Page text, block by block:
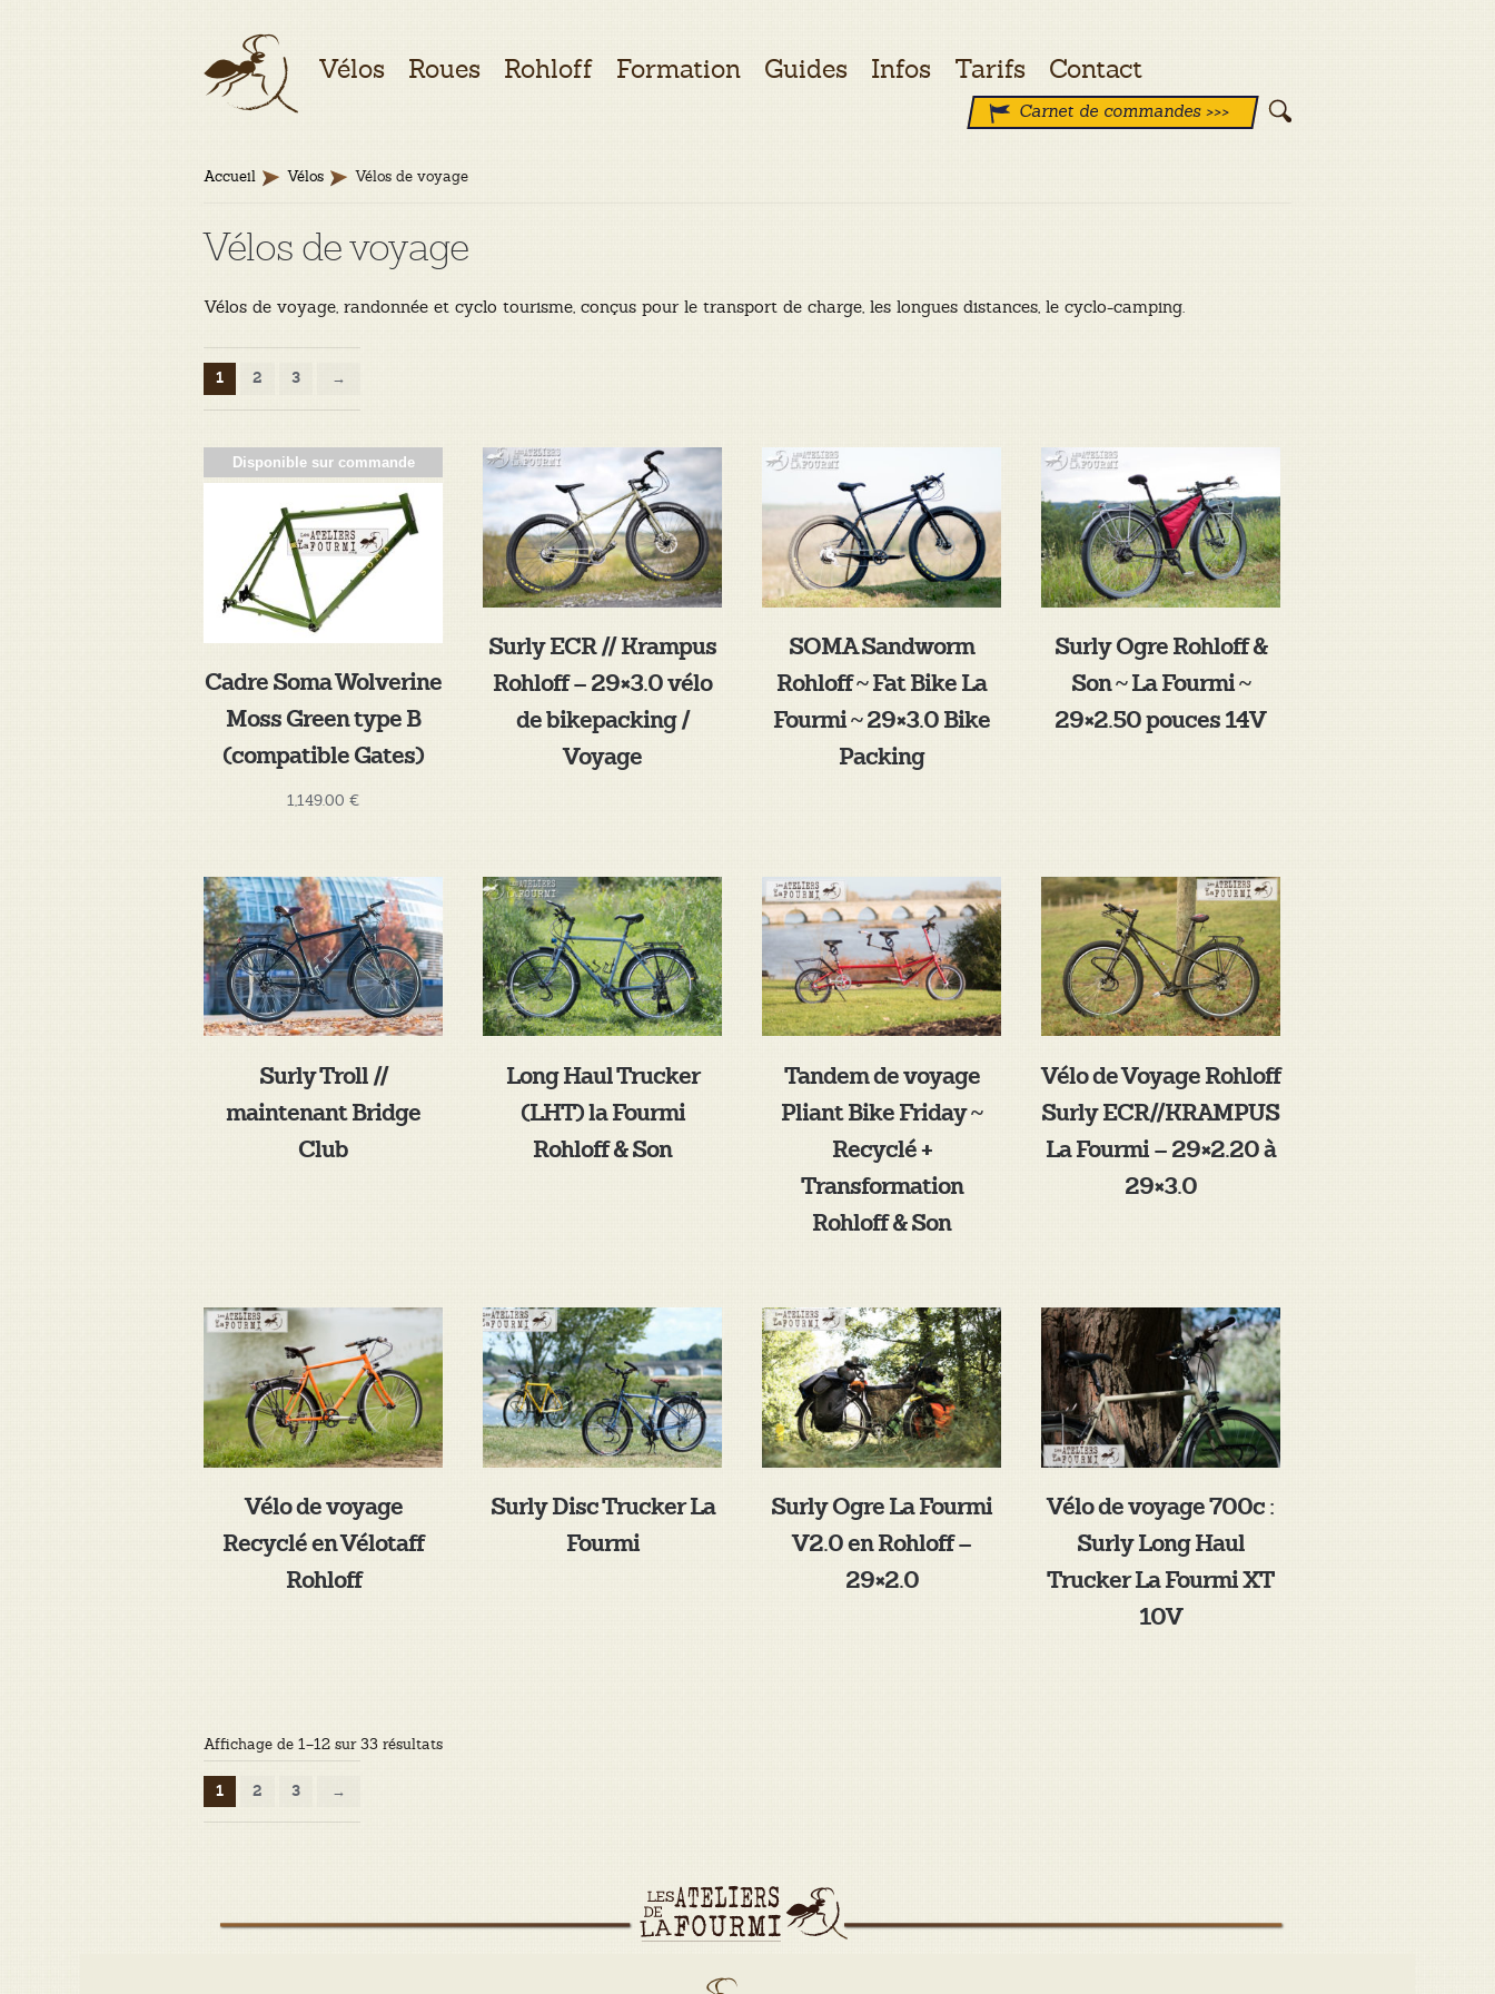
Aller
Aller
au
Vélos Roues Rohloff Formation Guides Infos Tarifs Contact
Carnet de commandes >>>
Accueil Vélos Vélos de voyage
Vélos de voyage
Vélos de voyage, randonnée et cyclo tourisme, conçus pour le transport de charge, les longues distances, le cyclo-camping.
1 2 3 →
Disponible sur commande
Cadre Soma Wolverine
Moss Green type B
(compatible Gates)
1,149.00€
Surly ECR // Krampus
Rohloff – 29×3.0 vélo
de bikepacking /
Voyage
SOMA Sandworm
Rohloff ~ Fat Bike La
Fourmi ~ 29×3.0 Bike
Packing
Surly Ogre Rohloff &
Son ~ La Fourmi ~
29×2.50 pouces 14V
Surly Troll //
maintenant Bridge
Club
Long Haul Trucker
(LHT) la Fourmi
Rohloff & Son
Tandem de voyage
Pliant Bike Friday ~
Recyclé +
Transformation
Rohloff & Son
Vélo de Voyage Rohloff
Surly ECR//KRAMPUS
La Fourmi – 29×2.20 à
29×3.0
Vélo de voyage
Recyclé en Vélotaff
Rohloff
Surly Disc Trucker La
Fourmi
Surly Ogre La Fourmi
V2.0 en Rohloff –
29×2.0
Vélo de voyage 700c :
Surly Long Haul
Trucker La Fourmi XT
10V
Affichage de 1–12 sur 33 résultatsTrié
1 2 3 →